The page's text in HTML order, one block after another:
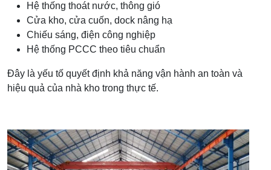
Hệ thống thoát nước, thông gió
Cửa kho, cửa cuốn, dock nâng hạ
Chiếu sáng, điện công nghiệp
Hệ thống PCCC theo tiêu chuẩn
Đây là yếu tố quyết định khả năng vận hành an toàn và
hiệu quả của nhà kho trong thực tế.